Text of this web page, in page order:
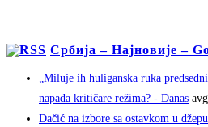
Србија – Најновије –
„Miluje ih huliganska ruka
napada kritičare režima? - Danas
Dačić na izbore sa ostavkom u